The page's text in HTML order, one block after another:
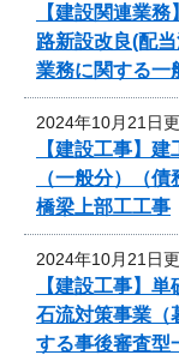
【建設関連業
路新設改良(配
業務に関する一
2024年10月21日
【建設工事】
（一般分）（
橋梁上部工工事
2024年10月21日
【建設工事】
石流対策事業（
する事後審査型